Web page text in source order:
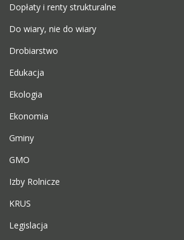
Dopłaty i renty strukturalne
Do wiary, nie do wiary
Drobiarstwo
Edukacja
Ekologia
Ekonomia
Gminy
GMO
Izby Rolnicze
KRUS
Legislacja